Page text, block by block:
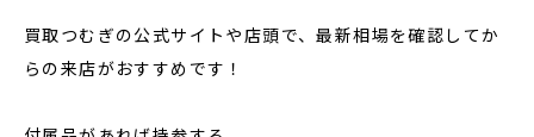
買取つむぎの公式サイトや店頭で、最新相場を確認してか
らの来店がおすすめです！